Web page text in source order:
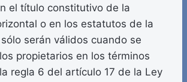
el título constitutivo de la
o en los estatutos de la
serán válidos cuando se
propietarios en los términos
regla 6 del artículo 17 de la Ley